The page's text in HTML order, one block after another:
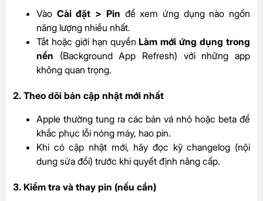
Vào Cài đặt > Pin để xem ứng dụng nào ngốn
năng lượng nhiều nhất.
Tắt hoặc giới hạn quyềnLàm mới ứng dụng trong
nền (Background App Refresh) với những app
không quan trọng.
2. Theo dõi bản cập nhật mới nhất
Apple thường tung ra các bản vá nhỏ hoặc beta để
khắc phục lỗi nóng máy, hao pin.
Khi có cập nhật mới, hãy đọc kỹ changelog (nội
dung sửa đổi) trước khi quyết định nâng cấp.
3. Kiểm tra và thay pin (nếu cần)